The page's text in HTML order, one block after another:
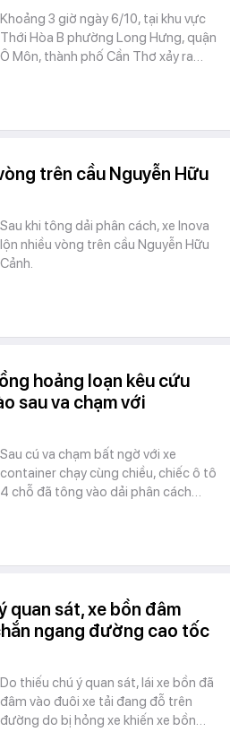
Khoảng 3 giờ ngày 6/10, tại khu vực
Thới Hòa B phường Long Hưng, quận
Ô Môn, thành phố Cần Thơ xảy ra…
trên cầu Nguyễn Hữu
Sau khi tông dải phân cách, xe Inova
lộn nhiều vòng trên cầu Nguyễn Hữu
Cảnh.
hoảng loạn kêu cứu
sau va chạm với
Sau cú va chạm bất ngờ với xe
container chạy cùng chiều, chiếc ô tô
4 chỗ đã tông vào dải phân cách…
quan sát, xe bồn đâm
ngang đường cao tốc
Do thiếu chú ý quan sát, lái xe bồn đã
đâm vào đuôi xe tải đang đỗ trên
đường do bị hỏng xe khiến xe bồn…